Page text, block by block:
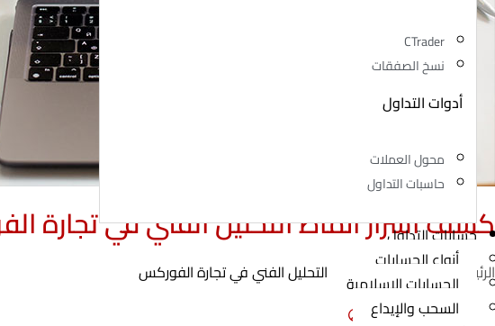
CTrader
نسخ الصفقات
أدوات التداول
محول العملات
حاسبات التداول
حسابات التداول
أنواع الحسابات
الحسابات الإسلامية
السحب والإيداع
كشف أسرار أنماط التحليل الفني في تجارة
الرئيسية»كشف أسرار أنماط التحليل الفني في تجارة الفوركس
Investingor Admin